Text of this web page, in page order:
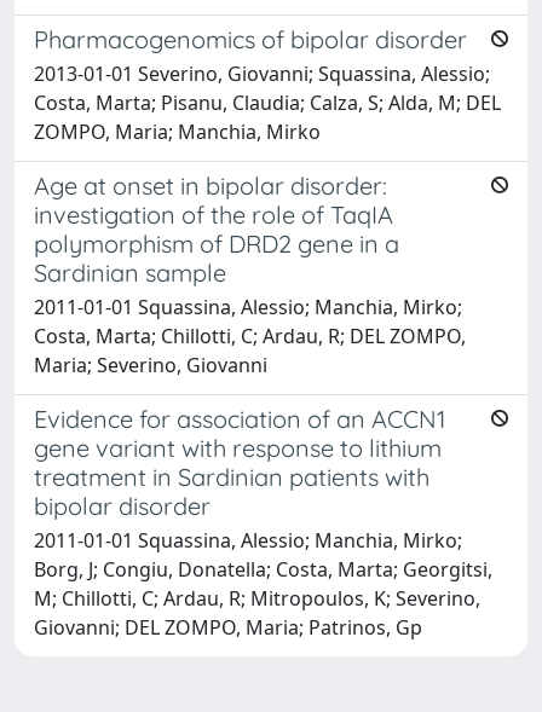
Pharmacogenomics of bipolar disorder
2013-01-01 Severino, Giovanni; Squassina, Alessio;
Costa, Marta; Pisanu, Claudia; Calza, S; Alda, M; DEL
ZOMPO, Maria; Manchia, Mirko
Age at onset in bipolar disorder:
investigation of the role of TaqIA
polymorphism of DRD2 gene in a
Sardinian sample
2011-01-01 Squassina, Alessio; Manchia, Mirko;
Costa, Marta; Chillotti, C; Ardau, R; DEL ZOMPO,
Maria; Severino, Giovanni
Evidence for association of an ACCN1
gene variant with response to lithium
treatment in Sardinian patients with
bipolar disorder
2011-01-01 Squassina, Alessio; Manchia, Mirko;
Borg, J; Congiu, Donatella; Costa, Marta; Georgitsi,
M; Chillotti, C; Ardau, R; Mitropoulos, K; Severino,
Giovanni; DEL ZOMPO, Maria; Patrinos, Gp